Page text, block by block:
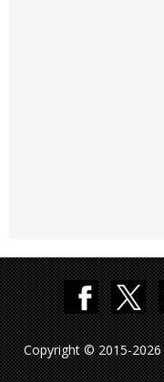
Copyright © 2015-